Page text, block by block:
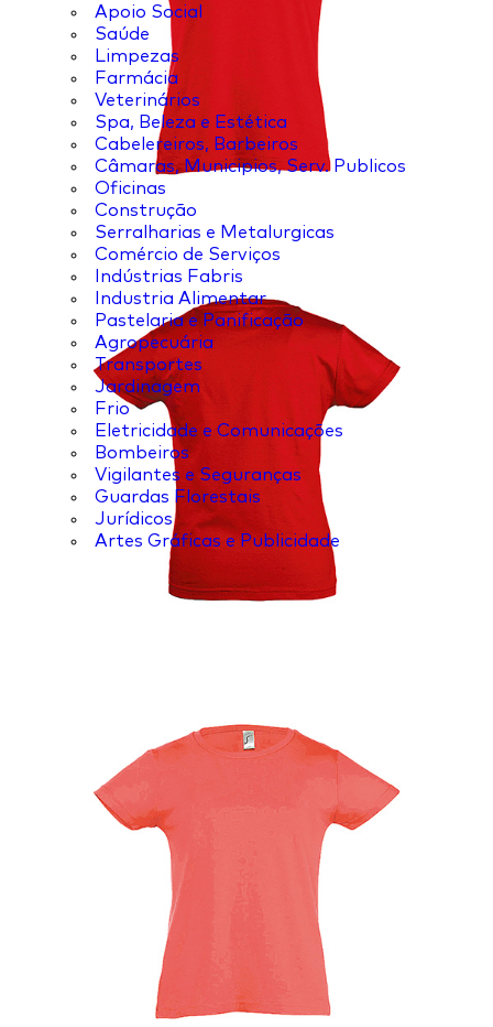
Apoio Social
Saúde
Limpezas
Farmácia
Veterinários
Spa, Beleza e Estética
Cabelereiros, Barbeiros
Câmaras, Municipios, Serv. Publicos
Oficinas
Construção
Serralharias e Metalurgicas
Comércio de Serviços
Indústrias Fabris
Industria Alimentar
Pastelaria e Panificação
Agropecuária
Transportes
Jardinagem
Frio
Eletricidade e Comunicações
Bombeiros
Vigilantes e Seguranças
Guardas Florestais
Jurídicos
Artes Gráficas e Publicidade